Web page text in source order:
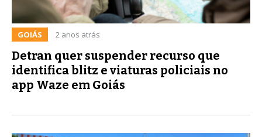
GOIÁS 2 anos atrás
Detran quer suspender recurso que
identifica blitz e viaturas policiais no
app Waze em Goiás